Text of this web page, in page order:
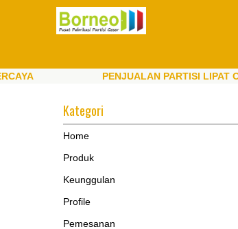
PENJUALAN PARTISI LIPAT
Kategori
Home
Produk
Keunggulan
Profile
Pemesanan